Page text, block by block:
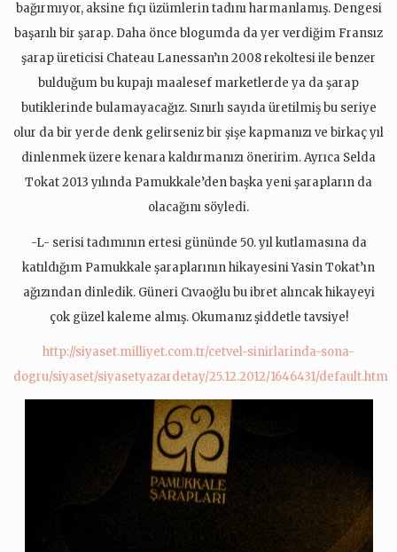
bağırmıyor, aksine fıçı üzümlerin tadını harmanlamış. Dengesi
başarılı bir şarap. Daha önce blogumda da yer verdiğim Fransız
şarap üreticisi Chateau Lanessan’ın 2008 rekoltesi ile benzer
bulduğum bu kupajı maalesef marketlerde ya da şarap
butiklerinde bulamayacağız. Sınırlı sayıda üretilmiş bu seriye
olur da bir yerde denk gelirseniz bir şişe kapmanızı ve birkaç yıl
dinlenmek üzere kenara kaldırmanızı öneririm. Ayrıca Selda
Tokat 2013 yılında Pamukkale’den başka yeni şarapların da
olacağını söyledi.
-L- serisi tadımının ertesi gününde 50. yıl kutlamasına da
katıldığım Pamukkale şaraplarının hikayesini Yasin Tokat’ın
ağızından dinledik. Güneri Cıvaoğlu bu ibret alıncak hikayeyi
çok güzel kaleme almış. Okumanız şiddetle tavsiye!
http://siyaset.milliyet.com.tr/cetvel-sinirlarinda-sona-
dogru/siyaset/siyasetyazardetay/25.12.2012/1646431/default.htm